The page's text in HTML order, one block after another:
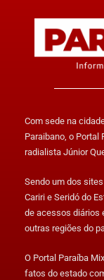
Com sede na
Paraibano, o Portal
radialista Júnior
Sendo um dos
Cariri e Seridó do
de acessos diários
outras regiões do
O Portal Paraíba
fatos do estado